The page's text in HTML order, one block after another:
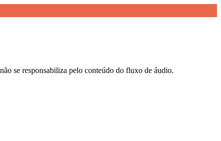
se responsabiliza pelo conteúdo do fluxo de áudio.